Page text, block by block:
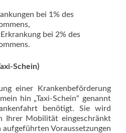
bei 1% des
bei 2% des
Schein)
einer Krankenbeförderung
hin „Taxi-Schein“ genannt
benötigt. Sie wird
Ihrer Mobilität eingeschränkt
Voraussetzungen